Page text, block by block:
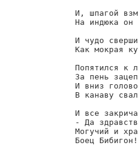
И, шпагой
На индюка он
И чудо
Как мокрая
Попятился к
За пень
И вниз
В канаву
И все
- Да
Могучий и